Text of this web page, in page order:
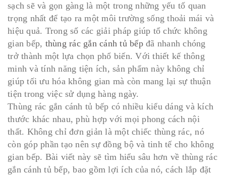
sạch sẽ và gọn gàng là một trong những yếu tố quan
trọng nhất để tạo ra một môi trường sống thoải mái và
hiệu quả. Trong số các giải pháp giúp tổ chức không
gian bếp, thùng rác gắn cánh tủ bếpđã nhanh chóng
trở thành một lựa chọn phổ biến. Với thiết kế thông
minh và tính năng tiện ích, sản phẩm này không chỉ
giúp tối ưu hóa không gian mà còn mang lại sự thuận
tiện trong việc sử dụng hàng ngày.
Thùng rác gắn cánh tủ bếp có nhiều kiểu dáng và kích
thước khác nhau, phù hợp với mọi phong cách nội
thất. Không chỉ đơn giản là một chiếc thùng rác, nó
còn góp phần tạo nên sự đồng bộ và tinh tế cho không
gian bếp. Bài viết này sẽ tìm hiểu sâu hơn về thùng rác
gắn cánh tủ bếp, bao gồm lợi ích của nó, cách lắp đặt